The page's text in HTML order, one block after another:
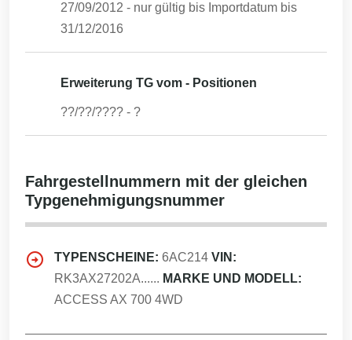
27/09/2012 - nur gültig bis Importdatum bis
31/12/2016
Erweiterung TG vom - Positionen
??/??/???? - ?
Fahrgestellnummern mit der gleichen
Typgenehmigungsnummer
TYPENSCHEINE: 6AC214 VIN:
RK3AX27202A...... MARKE UND MODELL:
ACCESS AX 700 4WD